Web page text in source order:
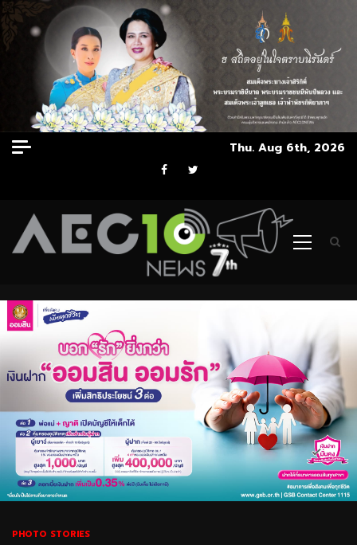
Skip
to
Thu. Aug 6th, 2026
Facebook
Twitter
Primary
PHOTO STORIES